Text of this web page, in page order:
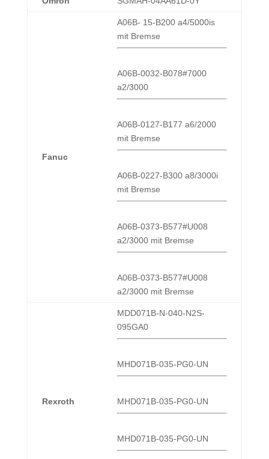
Fanuc
A06B- 15-B200 a4/5000is
mit Bremse
A06B-0032-B078#7000
a2/3000
A06B-0127-B177 a6/2000
mit Bremse
A06B-0227-B300 a8/3000i
mit Bremse
A06B-0373-B577#U008
a2/3000 mit Bremse
A06B-0373-B577#U008
a2/3000 mit Bremse
Rexroth
MDD071B-N-040-N2S-
095GA0
MHD071B-035-PG0-UN
MHD071B-035-PG0-UN
MHD071B-035-PG0-UN